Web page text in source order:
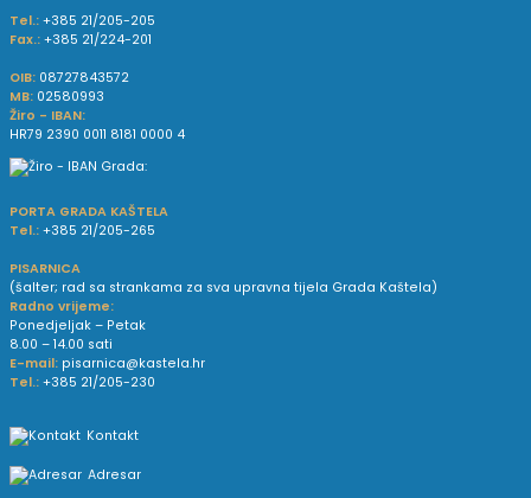
Tel.: +385 21/205-205
Fax.: +385 21/224-201
OIB: 08727843572
MB: 02580993
Žiro - IBAN:
HR79 2390 0011 8181 0000 4
PORTA GRADA KAŠTELA
Tel.: +385 21/205-265
PISARNICA
(šalter; rad sa strankama za sva upravna tijela Grada Kaštela)
Radno vrijeme:
Ponedjeljak – Petak
8.00 – 14.00 sati
E-mail: pisarnica@kastela.hr
Tel.: +385 21/205-230
Kontakt
Adresar